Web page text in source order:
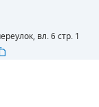
вл. 6 стр. 1